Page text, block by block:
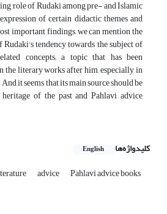
role of Rudaki among pre- and Islamic
of certain didactic themes and
important findings, we can mention the
tendency towards the subject of
concepts; a topic that has been
literary works after him, especially in
And it seems that its main source should be
of the past and Pahlavi advice
کلیدواژه‌ها English
advice Pahlavi advice books